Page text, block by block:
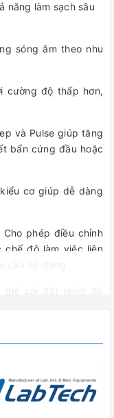
năng làm sạch sâu
sóng âm theo nhu
cường độ thấp hơn,
và Pulse giúp tăng
bẩn cứng đầu hoặc
cơ giúp dễ dàng
phép điều chỉnh
độ làm việc liên
kiệm năng lượng.